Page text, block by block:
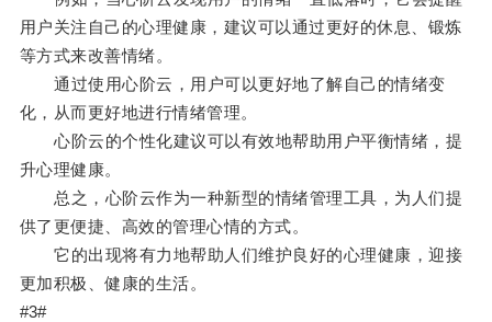
用户关注自己的心理健康，建议可以通过更好的休息、锻炼
等方式来改善情绪。
通过使用心阶云，用户可以更好地了解自己的情绪变
化，从而更好地进行情绪管理。
心阶云的个性化建议可以有效地帮助用户平衡情绪，提
升心理健康。
总之，心阶云作为一种新型的情绪管理工具，为人们提
供了更便捷、高效的管理心情的方式。
它的出现将有力地帮助人们维护良好的心理健康，迎接
更加积极、健康的生活。
#3#